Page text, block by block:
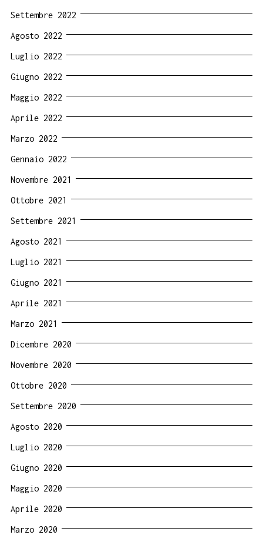
Settembre 2022
Agosto 2022
Luglio 2022
Giugno 2022
Maggio 2022
Aprile 2022
Marzo 2022
Gennaio 2022
Novembre 2021
Ottobre 2021
Settembre 2021
Agosto 2021
Luglio 2021
Giugno 2021
Aprile 2021
Marzo 2021
Dicembre 2020
Novembre 2020
Ottobre 2020
Settembre 2020
Agosto 2020
Luglio 2020
Giugno 2020
Maggio 2020
Aprile 2020
Marzo 2020